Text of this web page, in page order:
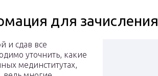
для зачисления
и сдав все
уточнить, какие
мединститутах,